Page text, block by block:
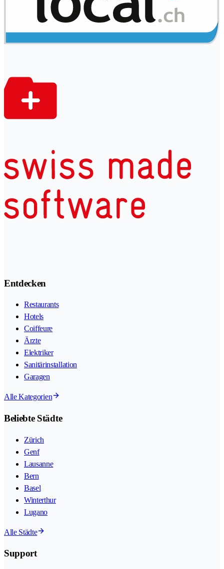
Entdecken
Restaurants
Hotels
Coiffeure
Ärzte
Elektriker
Sanitärinstallation
Garagen
Alle Kategorien
Beliebte Städte
Zürich
Genf
Lausanne
Bern
Basel
Winterthur
Lugano
Alle Städte
Support